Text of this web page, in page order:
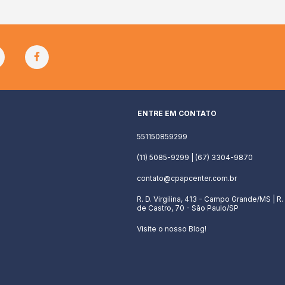
ENTRE EM CONTATO
551150859299
(11) 5085-9299 | (67) 3304-9870
contato@cpapcenter.com.br
R. D. Virgilina, 413 - Campo Grande/MS |
de Castro, 70 - São Paulo/SP
Visite o nosso Blog!